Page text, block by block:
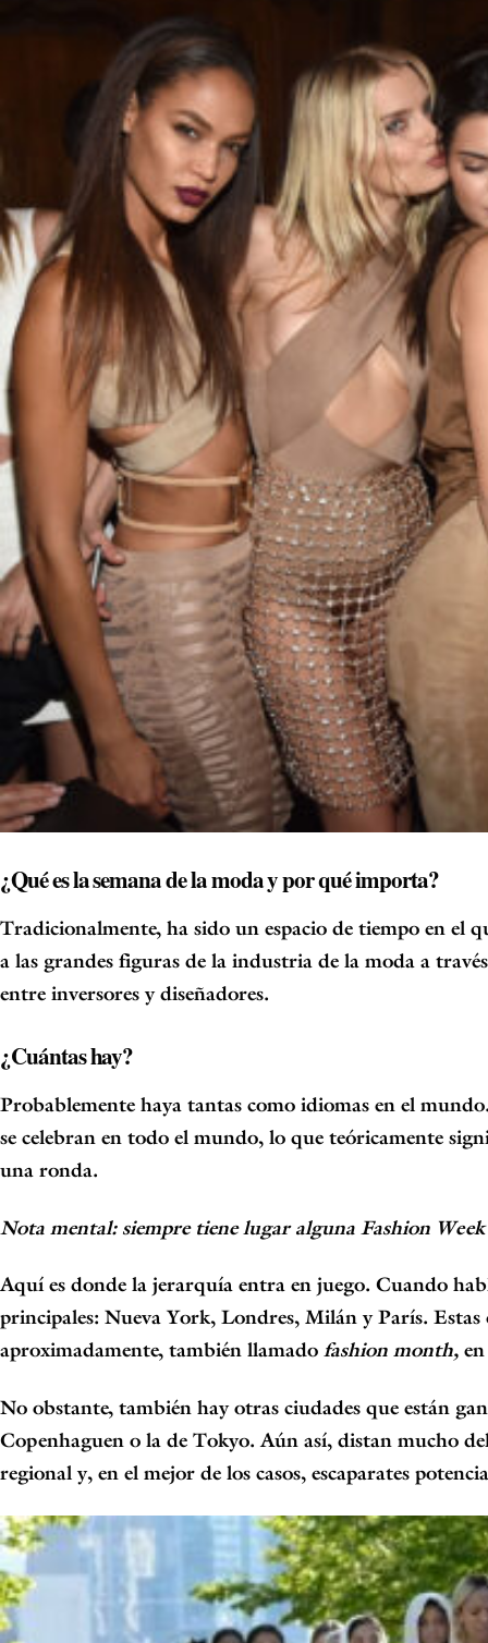
¿Qué es la semana de la moda y por qué importa?
Tradicionalmente, ha sido un espacio de tiempo en el
a las grandes figuras de la industria de la moda a
entre inversores y diseñadores.
¿Cuántas hay?
Probablemente haya tantas como idiomas en el
se celebran en todo el mundo, lo que teóricamente
una ronda.
Nota mental: siempre tiene lugar alguna Fashion
Aquí es donde la jerarquía entra en juego. Cuando
principales: Nueva York, Londres, Milán y París.
aproximadamente, también llamado fashion month,
No obstante, también hay otras ciudades que están
Copenhaguen o la de Tokyo. Aún así, distan mucho
regional y, en el mejor de los casos, escaparates